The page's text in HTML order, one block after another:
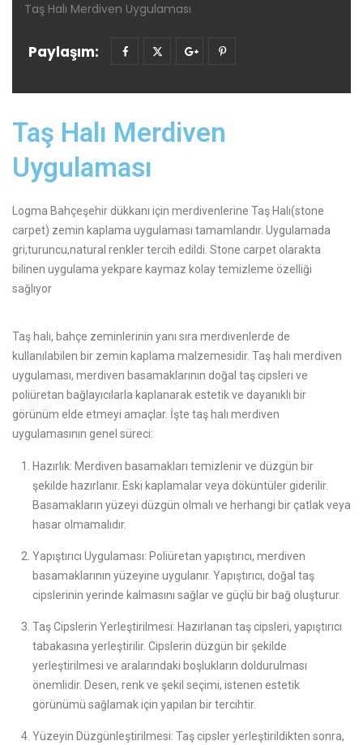
Taş Halı Merdiven Uygulaması
Paylaşım:
Taş Halı Merdiven
Uygulaması
Logma Bahçeşehir dükkanı için merdivenlerine Taş Halı(stone
carpet) zemin kaplama uygulaması tamamlandır. Uygulamada
gri,turuncu,natural renkler tercih edildi. Stone carpet olarakta
bilinen uygulama yekpare kaymaz kolay temizleme özelliği
sağlıyor
Taş halı, bahçe zeminlerinin yanı sıra merdivenlerde de
kullanılabilen bir zemin kaplama malzemesidir. Taş halı merdiven
uygulaması, merdiven basamaklarının doğal taş cipsleri ve
poliüretan bağlayıcılarla kaplanarak estetik ve dayanıklı bir
görünüm elde etmeyi amaçlar. İşte taş halı merdiven
uygulamasının genel süreci:
Hazırlık: Merdiven basamakları temizlenir ve düzgün bir
şekilde hazırlanır. Eski kaplamalar veya döküntüler giderilir.
Basamakların yüzeyi düzgün olmalı ve herhangi bir çatlak veya
hasar olmamalıdır.
Yapıştırıcı Uygulaması: Poliüretan yapıştırıcı, merdiven
basamaklarının yüzeyine uygulanır. Yapıştırıcı, doğal taş
cipslerinin yerinde kalmasını sağlar ve güçlü bir bağ oluşturur.
Taş Cipslerin Yerleştirilmesi: Hazırlanan taş cipsleri, yapıştırıcı
tabakasına yerleştirilir. Cipslerin düzgün bir şekilde
yerleştirilmesi ve aralarındaki boşlukların doldurulması
önemlidir. Desen, renk ve şekil seçimi, istenen estetik
görünümü sağlamak için yapılan bir tercihtir.
Yüzeyin Düzgünleştirilmesi: Taş cipsler yerleştirildikten sonra,